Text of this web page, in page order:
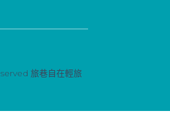
旅巷自在輕旅